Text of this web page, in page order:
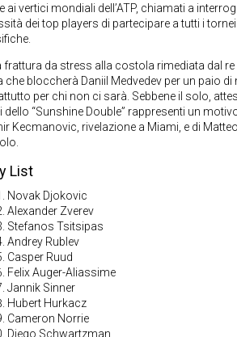
ai vertici mondiali dell’ATP, chiamati a
dei top players di partecipare a tutti i
frattura da stress alla costola rimediata dal
che bloccherà Daniil Medvedev per un paio
per chi non ci sarà. Sebbene il solo,
dello “Sunshine Double” rappresenti un
Kecmanovic, rivelazione a Miami, e di
List
Novak Djokovic
Alexander Zverev
Stefanos Tsitsipas
Andrey Rublev
Casper Ruud
Felix Auger-Aliassime
Jannik Sinner
Hubert Hurkacz
Cameron Norrie
Diego Schwartzman